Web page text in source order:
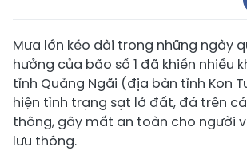
Mưa lớn kéo dài trong những ngày
hưởng của bão số 1 đã khiến nhiều
tỉnh Quảng Ngãi (địa bàn tỉnh Kon
hiện tình trạng sạt lở đất, đá trên
thông, gây mất an toàn cho người
lưu thông.